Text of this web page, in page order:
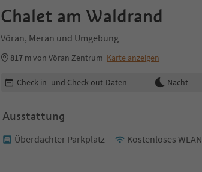
Chalet am Waldrand
Vöran, Meran und Umgebung
817 mvon Vöran Zentrum Karte anzeigen
Buchungsdetails bearbeiten
Check-in- und Check-out-Daten Nacht
Ausstattung
Überdachter Parkplatz Kostenloses WLAN